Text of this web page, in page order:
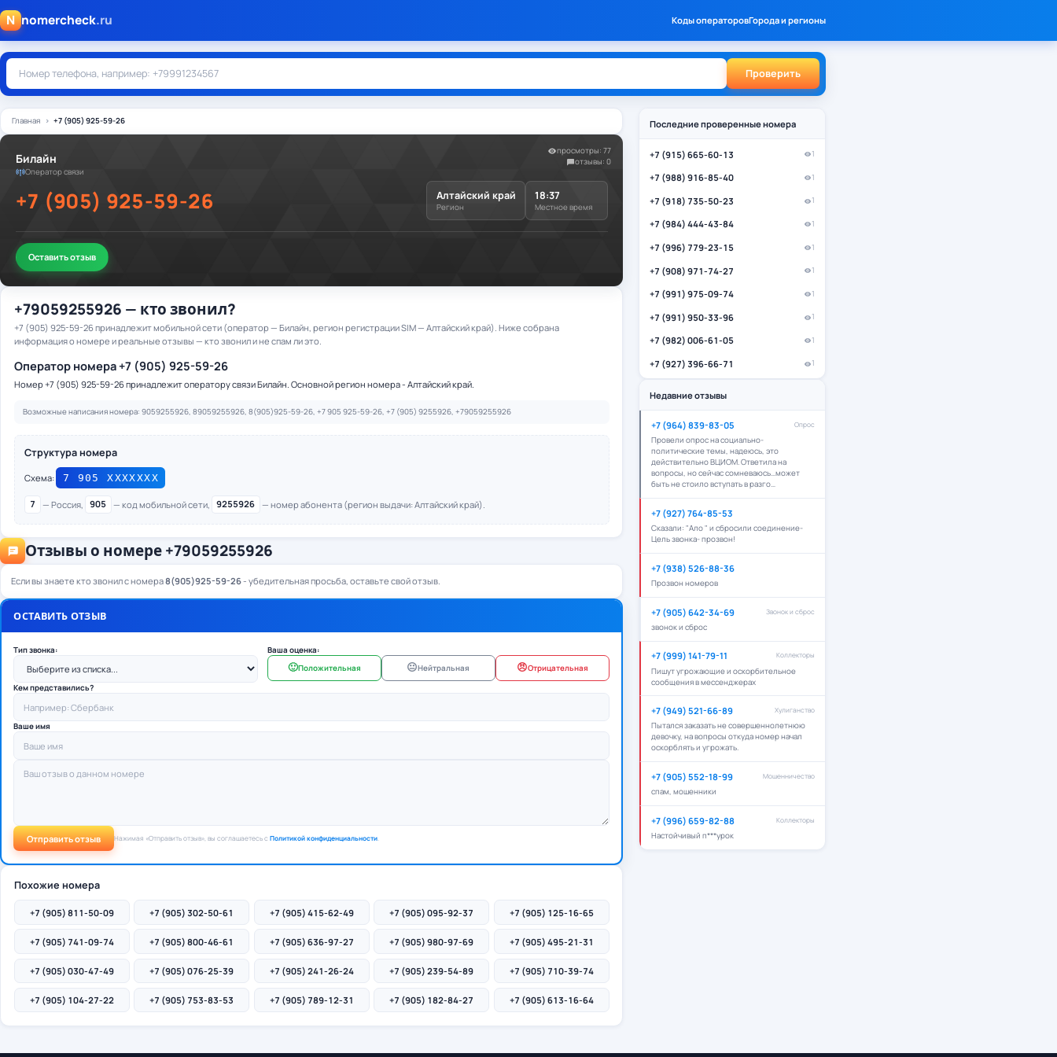
N nomercheck.ru Коды операторовГорода и регионы
Проверить
Главная +7 (905) 925-59-26
просмотры: 77
отзывы: 0
Билайн
Оператор связи
+7 (905) 925-59-26 Алтайский край
Регион
18:37
Местное время
Оставить отзыв
+79059255926 — кто звонил?
+7 (905) 925-59-26 принадлежит мобильной сети (оператор — Билайн, регион регистрации SIM — Алтайский край). Ниже собрана
информация о номере и реальные отзывы — кто звонил и не спам ли это.
Оператор номера +7 (905) 925-59-26
Номер +7 (905) 925-59-26 принадлежит оператору связи Билайн. Основной регион номера - Алтайский край.
Возможные написания номера: 9059255926, 89059255926, 8(905)925-59-26, +7 905 925-59-26, +7 (905) 9255926, +79059255926
Структура номера
Схема: 7 905 ХХХХХХХ
7 — Россия, 905 — код мобильной сети, 9255926 — номер абонента (регион выдачи: Алтайский край).
Отзывы о номере +79059255926
Если вы знаете кто звонил с номера8(905)925-59-26- убедительная просьба, оставьте свой отзыв.
ОСТАВИТЬ ОТЗЫВ
Тип звонка: Ваша оценка:
🙂Положительная 😐Нейтральная 😠Отрицательная
Кем представились?
Ваше имя
Отправить отзыв Нажимая «Отправить отзыв», вы соглашаетесь сПолитикой конфиденциальности.
Похожие номера
+7 (905) 811-50-09 +7 (905) 302-50-61 +7 (905) 415-62-49 +7 (905) 095-92-37 +7 (905) 125-16-65
+7 (905) 741-09-74 +7 (905) 800-46-61 +7 (905) 636-97-27 +7 (905) 980-97-69 +7 (905) 495-21-31
+7 (905) 030-47-49 +7 (905) 076-25-39 +7 (905) 241-26-24 +7 (905) 239-54-89 +7 (905) 710-39-74
+7 (905) 104-27-22 +7 (905) 753-83-53 +7 (905) 789-12-31 +7 (905) 182-84-27 +7 (905) 613-16-64
Последние проверенные номера
+7 (915) 665-60-13 1
+7 (988) 916-85-40 1
+7 (918) 735-50-23 1
+7 (984) 444-43-84 1
+7 (996) 779-23-15 1
+7 (908) 971-74-27 1
+7 (991) 975-09-74 1
+7 (991) 950-33-96 1
+7 (982) 006-61-05 1
+7 (927) 396-66-71 1
Недавние отзывы
+7 (964) 839-83-05 Опрос
Провели опрос на социально-
политические темы, надеюсь, это
действительно ВЦИОМ. Ответила на
вопросы, но сейчас сомневаюсь…может
быть не стоило вступать в разго…
+7 (927) 764-85-53
Сказали: "Ало " и сбросили соединение-
Цель звонка- прозвон!
+7 (938) 526-88-36
Прозвон номеров
+7 (905) 642-34-69 Звонок и сброс
звонок и сброс
+7 (999) 141-79-11 Коллекторы
Пишут угрожающие и оскорбительное
сообщения в мессенджерах
+7 (949) 521-66-89 Хулиганство
Пытался заказать не совершеннолетнюю
девочку, на вопросы откуда номер начал
оскорблять и угрожать.
+7 (905) 552-18-99 Мошенничество
спам, мошенники
+7 (996) 659-82-88 Коллекторы
Настойчивый п***урок